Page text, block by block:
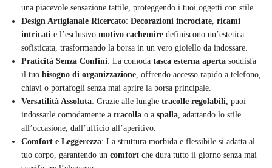
una piacevole sensazione tattile, proteggendo i tuoi oggetti con stile.
Design Artigianale Ricercato: Decorazioni incrociate, ricami
intricati e l’esclusivo motivo cachemire definiscono un’estetica
sofisticata, trasformando la borsa in un vero gioiello da indossare.
Praticità Senza Confini: La comoda tasca esterna aperta soddisfa
il tuo bisogno di organizzazione, offrendo accesso rapido a telefono,
chiavi o portafogli senza mai aprire la borsa principale.
Versatilità Assoluta: Grazie alle lunghe tracolle regolabili, puoi
indossarle comodamente a tracolla o a spalla, adattando lo stile
all’occasione, dall’ufficio all’aperitivo.
Comfort e Leggerezza: La struttura morbida e flessibile si adatta al
tuo corpo, garantendo un comfort che dura tutto il giorno senza mai